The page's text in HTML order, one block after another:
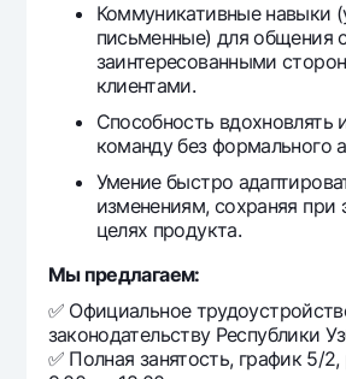
Коммуникативные навыки
письменные) для общения с
заинтересованными
клиентами.
Способность вдохновлять
команду без формального
Умение быстро
изменениям, сохраняя при
целях продукта.
Мы предлагаем:
✅ Официальное
законодательству Республики
✅ Полная занятость, график 5/